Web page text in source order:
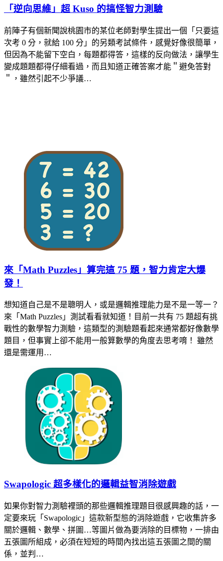
「逆向思維」超 Kuso 的搞怪智力測驗
前陣子有個新聞說桃園市的某位老師對學生提出一個「只要這
次考 0 分，就給 100 分」的另類考試條件，感覺好像很簡單，
但因為不能留下空白，每題都得答，這樣的反向做法，讓學生
變成題題都得仔細看過，而且知道正確答案才能＂避免答對
＂，雖然引起不少爭議…
來「Math Puzzles」算完這 75 題，智力肯定大爆
發！
想知道自己是不是聰明人，或是邏輯推理能力是不是一等一？
來「Math Puzzles」測試看看就知道！目前一共有 75 題超有挑
戰性的數學智力測驗，這類型的測驗題看起來通常都好像數學
題目，但事實上卻不能用一般算數學的角度去思考唷！ 雖然
還是需運用…
Swapologic 超多樣化的邏輯益智消除遊戲
如果你對智力測驗裡頭的那些邏輯推理題目很感興趣的話，一
定要來玩「Swapologic」這款新型態的消除遊戲，它收集許多
關於邏輯、數學、拼圖…等圖片做為要消除的目標物，一排由
五張圖所組成，必須在短短的時間內找出這五張圖之間的關
係，並判…